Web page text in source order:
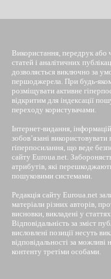
Використання, передрук або
статей і аналітичних
дозволяється виключно за
першоджерела. При будь-
розміщувати активне
відкритим для індексації
переходу користувачами.
Інтернет-видання,
зобов’язані
гіперпосилання, що веде
сайту Euroua.net.
атрибутів, які
пошуковими системами.
Редакція сайту Euroua.net
матеріали різних авторів,
висновки, викладені у
Відповідальність за зміст
висловлені позиції несуть
відповідальності за можливі
контенту третіми особами.